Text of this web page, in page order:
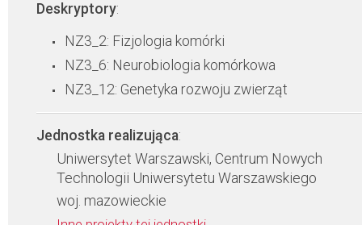
Deskryptory:
NZ3_2: Fizjologia komórki
NZ3_6: Neurobiologia komórkowa
NZ3_12: Genetyka rozwoju zwierząt
Jednostka realizująca:
Uniwersytet Warszawski, Centrum Nowych
Technologii Uniwersytetu Warszawskiego
woj. mazowieckie